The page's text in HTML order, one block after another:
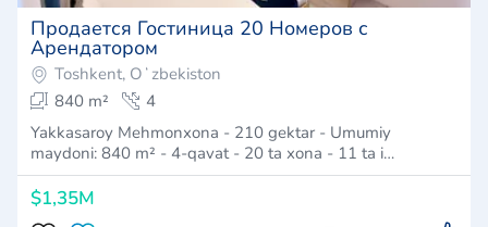
Продается Гостиница 20 Номеров с
Арендатором
Toshkent, Oʻzbekiston
840 m²
4
Yakkasaroy Mehmonxona - 210 gektar - Umumiy
maydoni: 840 m² - 4-qavat - 20 ta xona - 11 ta i…
$1,35M